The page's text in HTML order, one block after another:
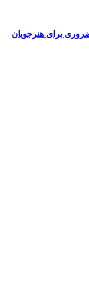
برای هنرجویان